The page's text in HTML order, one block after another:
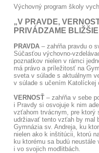
Výchovný program školy
„V PRAVDE,
PRIVÁDZAME
PRAVDA– zahŕňa pravdu o
Súčasťou výchovno-
poznatkov nielen v rámci
má právo a príležitosť na
sveta v súlade s aktuálnym
v súlade s učením Katolíckej
VERNOSŤ – zahŕňa v sebe
i Pravdy si osvojuje k nim
vzťahom trvácnym, pre ktorý
udržiavať tento vzťah by mal
Gymnázia sv. Andreja, ku
nielen ako k inštitúcii, ktorú
ku ktorému sa budú
i vo svojich modlitbách.